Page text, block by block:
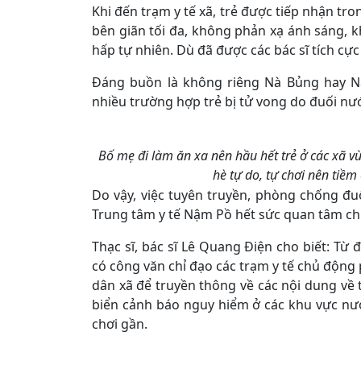
Khi đến trạm y tế xã, trẻ được tiếp nhận
bên giãn tối đa, không phản xạ ánh sáng,
hấp tự nhiên. Dù đã được các bác sĩ tích
Đáng buồn là không riêng Nà Bủng hay
nhiều trường hợp trẻ bị tử vong do đuối
Bố mẹ đi làm ăn xa nên hầu hết trẻ ở các xã
hè tự do, tự chơi nên
Do vậy, việc tuyên truyền, phòng chống
Trung tâm y tế Nậm Pồ hết sức quan tâm
Thạc sĩ, bác sĩ Lê Quang Điện cho biết: Từ
có công văn chỉ đạo các trạm y tế chủ
dân xã để truyền thông về các nội dung
biển cảnh báo nguy hiểm ở các khu vực
chơi gần.